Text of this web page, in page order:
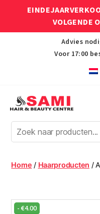
VOLGENDE
Advies
Voor 17:00
Afro
Hair
Beauty
Centre
Home / Haarproducten /
-€4.00